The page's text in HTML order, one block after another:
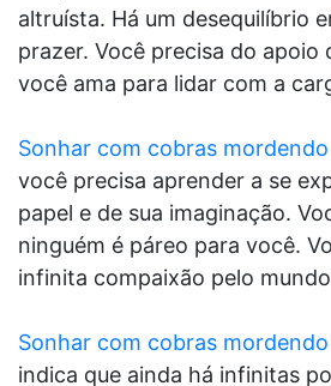
altruísta. Há um desequilíbrio
prazer. Você precisa do apoio
você ama para lidar com a
Sonhar com cobras
você precisa aprender a se
papel e de sua imaginação.
ninguém é páreo para você.
infinita compaixão pelo
Sonhar com cobras
indica que ainda há infinitas